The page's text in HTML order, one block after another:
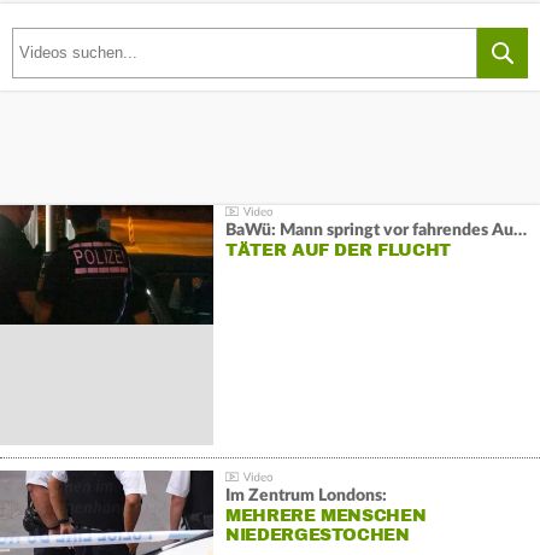
BaWü: Mann springt vor fahrendes Auto und schießt
TÄTER AUF DER FLUCHT
Im Zentrum Londons:
MEHRERE MENSCHEN
NIEDERGESTOCHEN